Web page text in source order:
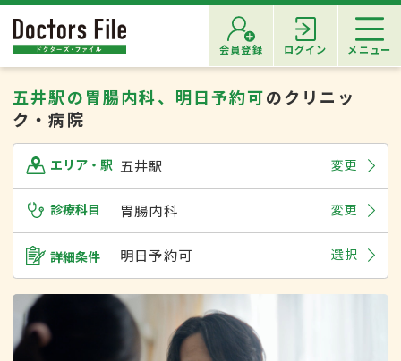
会員登録 ログイン メニュー
五井駅の胃腸内科、明日予約可のクリニッ
ク・病院
エリア・駅 五井駅 変更
診療科目 胃腸内科 変更
詳細条件 明日予約可 選択